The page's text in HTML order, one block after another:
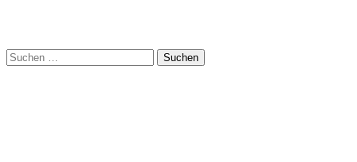
Suchen
nach: